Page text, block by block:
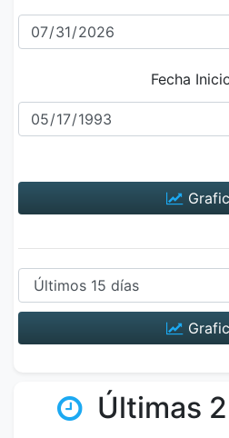
Fecha
Últimas